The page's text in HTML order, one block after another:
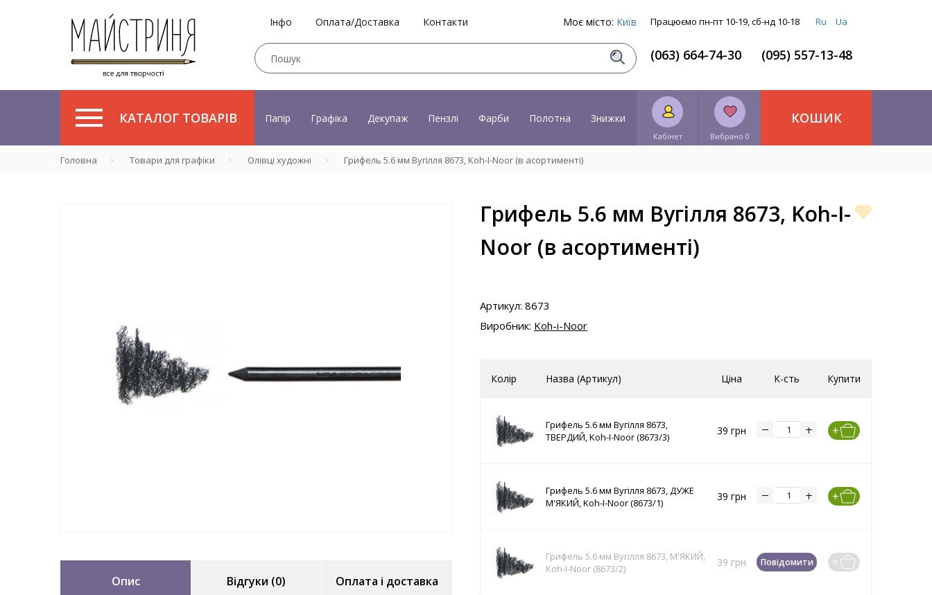
Інфо Оплата/Доставка Контакти Моє місто: Київ Працюємо пн-пт 10-19, сб-нд 10-18 Ru Ua
(063) 664-74-30 (095) 557-13-48
КАТАЛОГ ТОВАРІВ Папір Графіка Декупаж Пензлі Фарби Полотна Знижки
Кабінет Вибрано 0
КОШИК
Головна Товари для графіки Олівці художні Грифель 5.6 мм Вугілля 8673, Koh-I-Noor (в асортименті)
Опис Відгуки (0) Оплата і доставка
Грифель 5.6 мм Вугілля 8673, Koh-I-
Noor (в асортименті)
Артикул: 8673
Виробник: Koh-i-Noor
Колір Назва (Артикул) Ціна К-сть Купити
Грифель 5.6 мм Вугілля 8673,
ТВЕРДИЙ, Koh-I-Noor (8673/3)
39 грн
Грифель 5.6 мм Вугілля 8673, ДУЖЕ
М'ЯКИЙ, Koh-I-Noor (8673/1)
39 грн
Грифель 5.6 мм Вугілля 8673, М'ЯКИЙ,
Koh-I-Noor (8673/2)
39 грн Повідомити